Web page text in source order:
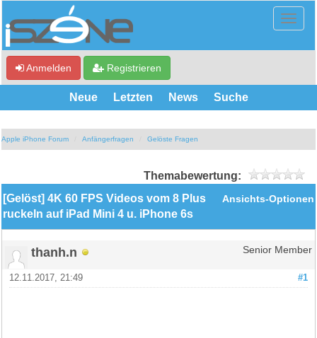
Anmelden Registrieren
Neue Letzten News Suche
Apple iPhone Forum Anfängerfragen Gelöste Fragen
Themabewertung:
Ansichts-Optionen
[Gelöst] 4K 60 FPS Videos vom 8 Plus
ruckeln auf iPad Mini 4 u. iPhone 6s
thanh.n Senior Member
#1
12.11.2017, 21:49